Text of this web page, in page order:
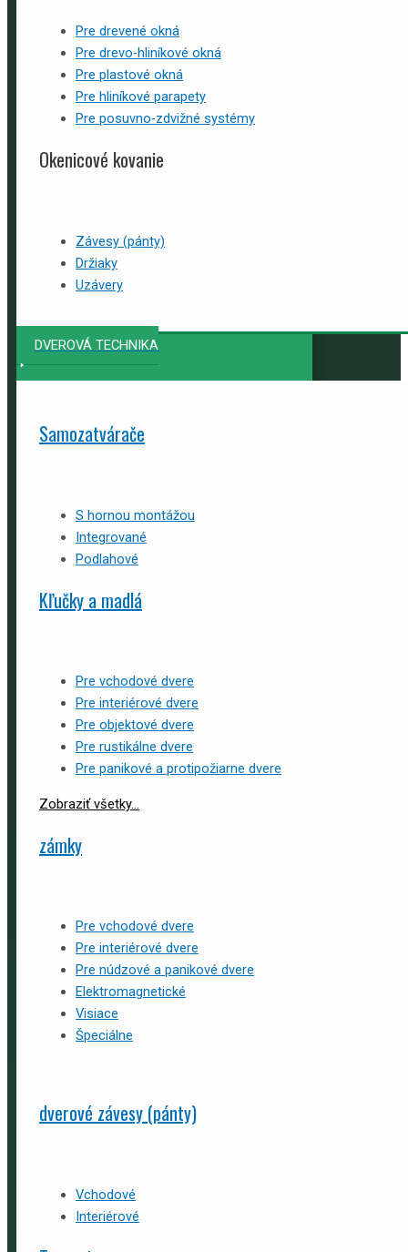
Pre drevené okná
Pre drevo-hliníkové okná
Pre plastové okná
Pre hliníkové parapety
Pre posuvno-zdvižné systémy
Okenicové kovanie
Závesy (pánty)
Držiaky
Uzávery
DVEROVÁ TECHNIKA
Samozatvárače
S hornou montážou
Integrované
Podlahové
Kľučky a madlá
Pre vchodové dvere
Pre interiérové dvere
Pre objektové dvere
Pre rustikálne dvere
Pre panikové a protipožiarne dvere
Zobraziť všetky...
zámky
Pre vchodové dvere
Pre interiérové dvere
Pre núdzové a panikové dvere
Elektromagnetické
Visiace
Špeciálne
dverové závesy (pánty)
Vchodové
Interiérové